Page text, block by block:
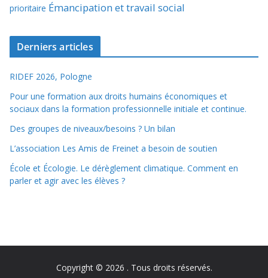
prioritaire Émancipation et travail social
Derniers articles
RIDEF 2026, Pologne
Pour une formation aux droits humains économiques et
sociaux dans la formation professionnelle initiale et continue.
Des groupes de niveaux/besoins ? Un bilan
L’association Les Amis de Freinet a besoin de soutien
École et Écologie. Le dérèglement climatique. Comment en
parler et agir avec les élèves ?
Copyright © 2026 . Tous droits réservés.